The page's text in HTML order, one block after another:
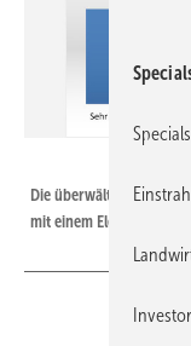
Die überwältigende
mit einem
Specials